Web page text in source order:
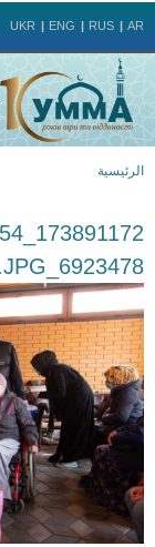
UKR ENG RUS AR
الرئيسية
6923478_N_1.JPG